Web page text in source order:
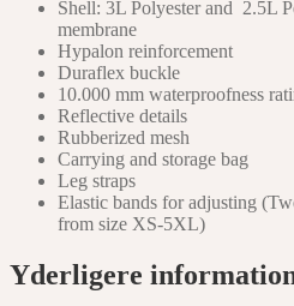
Shell: 3L Polyester and 2.5L
membrane
Hypalon reinforcement
Duraflex buckle
10.000 mm waterproofness
Reflective details
Rubberized mesh
Carrying and storage bag
Leg straps
Elastic bands for adjusting
from size XS-5XL)
Yderligere